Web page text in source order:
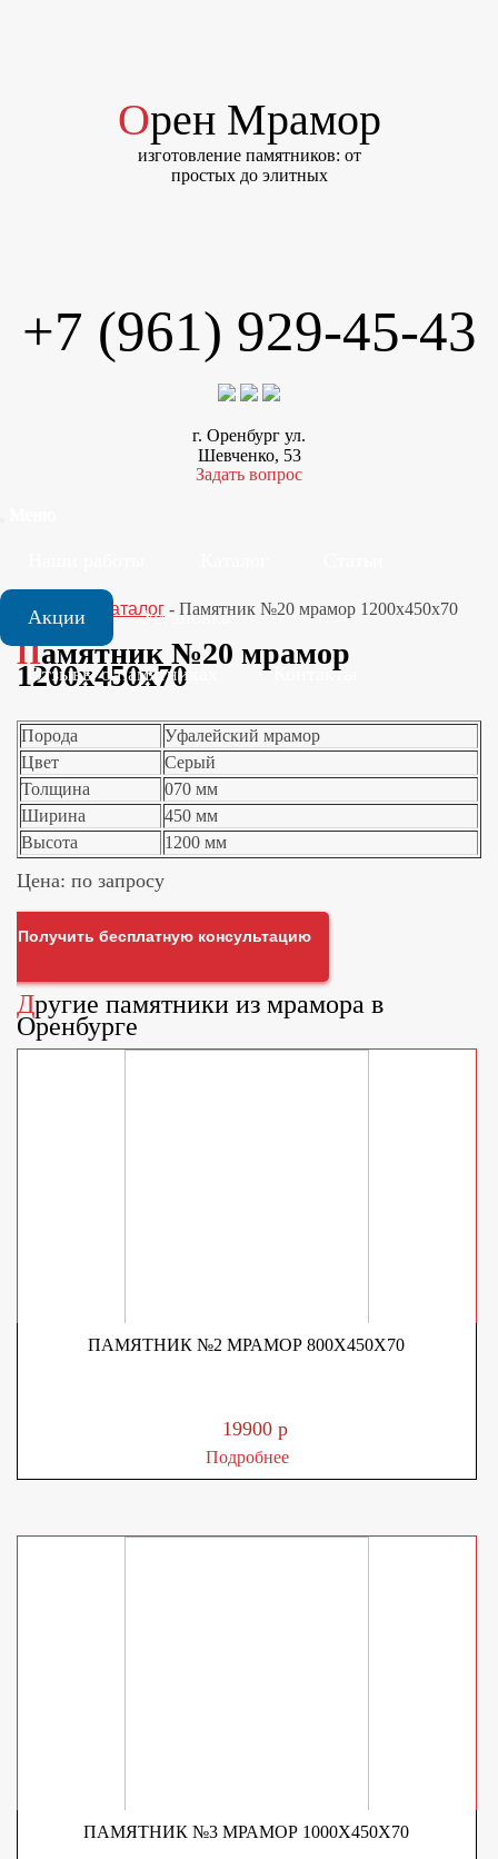
Орен Мрамор
изготовление памятников: от
простых до элитных
+7 (961) 929-45-43
г. Оренбург ул.
Шевченко, 53
Задать вопрос
Акции Установка
Отзывы о памятниках Контакты
Главная Каталог - Памятник №20 мрамор 1200x450x70
Памятник №20 мрамор
1200x450x70
Порода
Уфалейский мрамор
Цвет
Серый
Толщина
070 мм
Ширина
450 мм
Высота
1200 мм
Цена: по запросу
Получить бесплатную консультацию
Другие памятники из мрамора в
Оренбурге
ПАМЯТНИК №2 МРАМОР 800Х450Х70
19900 р
Подробнее
ПАМЯТНИК №3 МРАМОР 1000Х450Х70